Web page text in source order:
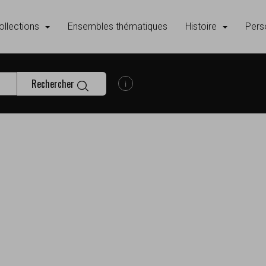
Ensembles thématiques Histoire
Rechercher Afficher les informations d'aide à la